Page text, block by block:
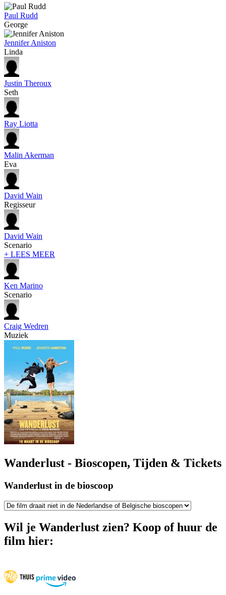
Paul Rudd
George
Jennifer Aniston
Linda
Justin Theroux
Seth
Ray Liotta
Malin Akerman
Eva
David Wain
Regisseur
David Wain
Scenario
+ LEES MEER
Ken Marino
Scenario
Craig Wedren
Muziek
Wanderlust - Bioscopen, Tijden & Tickets
Wanderlust in de bioscoop
Wil je Wanderlust zien? Koop of huur de
film hier: